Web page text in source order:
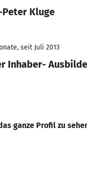
Peter Kluge
seit Juli 2013
Inhaber-
ganze Profil zu